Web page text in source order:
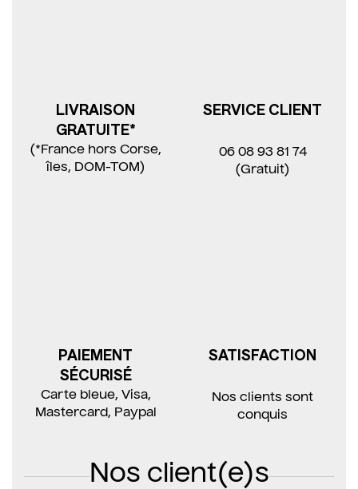
LIVRAISON
GRATUITE*
(*France hors Corse,
îles, DOM-TOM)
SERVICE CLIENT
06 08 93 81 74
(Gratuit)
PAIEMENT
SÉCURISÉ
Carte bleue, Visa,
Mastercard, Paypal
SATISFACTION
Nos clients sont
conquis
Nos client(e)s